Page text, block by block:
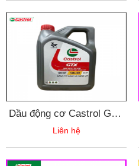
Dầu động cơ Castrol GTX
5W30 [ Hàng Chính Hãng ]
Liên hệ